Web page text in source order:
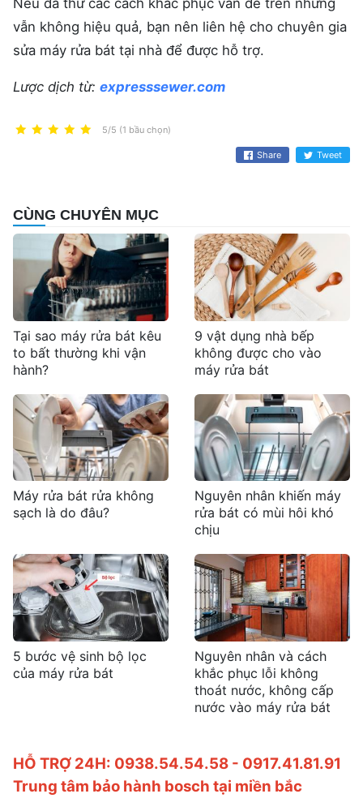
Nếu đã thử các cách khắc phục vấn đề trên nhưng
vẫn không hiệu quả, bạn nên liên hệ cho chuyên gia
sửa máy rửa bát tại nhà để được hỗ trợ.
Lược dịch từ: expresssewer.com
5/5 (1 bầu chọn)
Share Tweet
CÙNG CHUYÊN MỤC
Tại sao máy rửa bát kêu
to bất thường khi vận
hành?
9 vật dụng nhà bếp
không được cho vào
máy rửa bát
Máy rửa bát rửa không
sạch là do đâu?
Nguyên nhân khiến máy
rửa bát có mùi hôi khó
chịu
5 bước vệ sinh bộ lọc
của máy rửa bát
Nguyên nhân và cách
khắc phục lỗi không
thoát nước, không cấp
nước vào máy rửa bát
HỖ TRỢ 24H: 0938.54.54.58 - 0917.41.81.91
Trung tâm bảo hành bosch tại miền bắc